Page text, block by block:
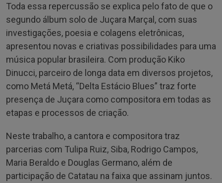
Toda essa repercussão se explica pelo fato de que o
segundo álbum solo de Juçara Marçal, com suas
investigações, poesia e colagens eletrônicas,
apresentou novas e criativas possibilidades para uma
música popular brasileira. Com produção Kiko
Dinucci, parceiro de longa data em diversos projetos,
como Metá Metá, “Delta Estácio Blues” traz forte
presença de Juçara como compositora em todas as
etapas e processos de criação.
Neste trabalho, a cantora e compositora traz
parcerias com Tulipa Ruiz, Siba, Rodrigo Campos,
Maria Beraldo e Douglas Germano, além de
participação de Catatau na faixa que assinam juntos.